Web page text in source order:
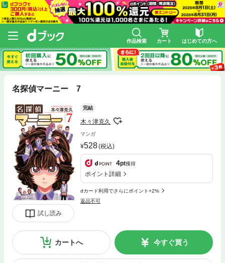
作品検索 カート はじめての方へ
名探偵マーニー 7
試し読み
完結
木々津克久
マンガ
528(税込)
4pt獲得
ポイント詳細
dカード利用でさらにポイント+2%
返品不可
カートへ 今すぐ買う